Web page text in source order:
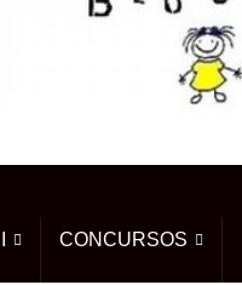
CONCURSOS